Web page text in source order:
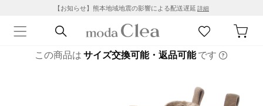
【お知らせ】熊本地域地震の影響による配送遅延 詳細
この商品は サイズ交換可能・返品可能です